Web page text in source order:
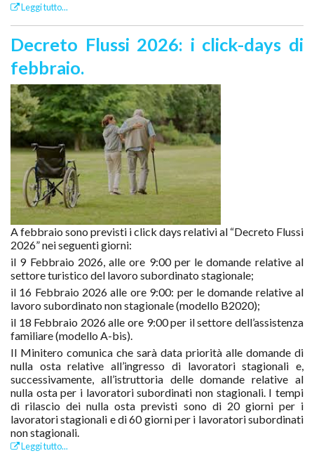
Leggi tutto...
Decreto Flussi 2026: i click-days di
febbraio.
A febbraio sono previsti i click days relativi al “Decreto Flussi
2026” nei seguenti giorni:
il 9 Febbraio 2026, alle ore 9:00 per le domande relative al
settore turistico del lavoro subordinato stagionale;
il 16 Febbraio 2026 alle ore 9:00: per le domande relative al
lavoro subordinato non stagionale (modello B2020);
il 18 Febbraio 2026 alle ore 9:00 per il settore dell’assistenza
familiare (modello A-bis).
Il Minitero comunica che sarà data priorità alle domande di
nulla osta relative all’ingresso di lavoratori stagionali e,
successivamente, all’istruttoria delle domande relative al
nulla osta per i lavoratori subordinati non stagionali. I tempi
di rilascio dei nulla osta previsti sono di 20 giorni per i
lavoratori stagionali e di 60 giorni per i lavoratori subordinati
non stagionali.
Leggi tutto...